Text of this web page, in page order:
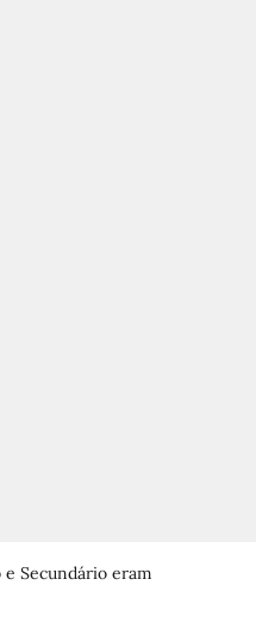
Secundário eram